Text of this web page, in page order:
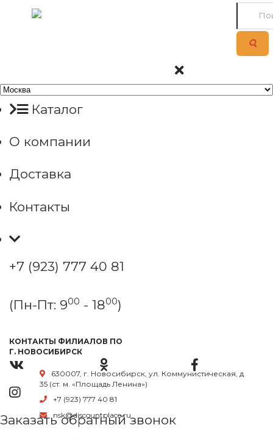
Каталог
О компании
Доставка
Контакты
+7 (923) 777 40 81
(Пн-Пт: 900 - 1800)
КОНТАКТЫ ФИЛИАЛОВ ПО
Г. НОВОСИБИРСК
630007, г. Новосибирск, ул. Коммунистическая, д.
35 (ст. м. «Площадь Ленина»)
+7 (923) 777 40 81
nsk@discountplace.ru
Заказать обратный звонок